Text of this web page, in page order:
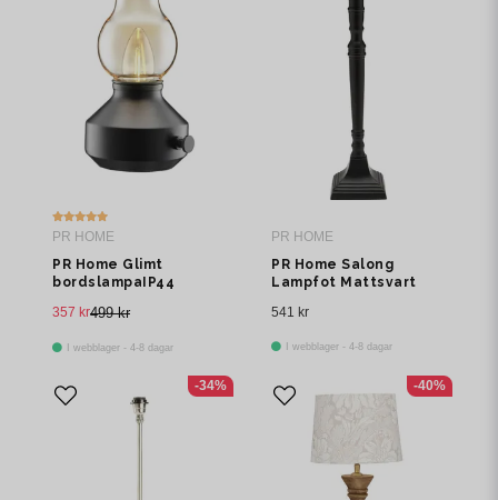
PR HOME
PR Home Glimt
bordslampaIP44
499 kr
357 kr
I webblager - 4-8 dagar
PR HOME
PR Home Salong
Lampfot Mattsvart
541 kr
I webblager - 4-8 dagar
-34% -40%